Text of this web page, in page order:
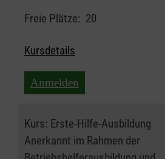
Freie Plätze: 20
Kursdetails
Anmelden
Kurs: Erste-Hilfe-Ausbildung
Anerkannt im Rahmen der